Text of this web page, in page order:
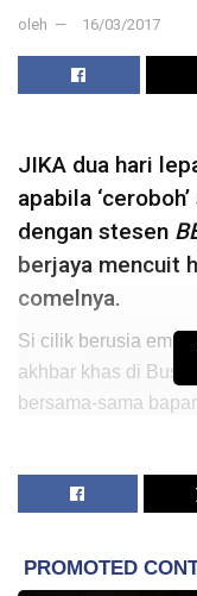
oleh 16/03/2017
JIKA dua hari
apabila
dengan stesen
berjaya mencuit
comelnya.
Si cilik berusia
akhbar khas di
bersama-sama
Ia diadakan untuk
berlaku dalam sesi
Jung-a, dan adik